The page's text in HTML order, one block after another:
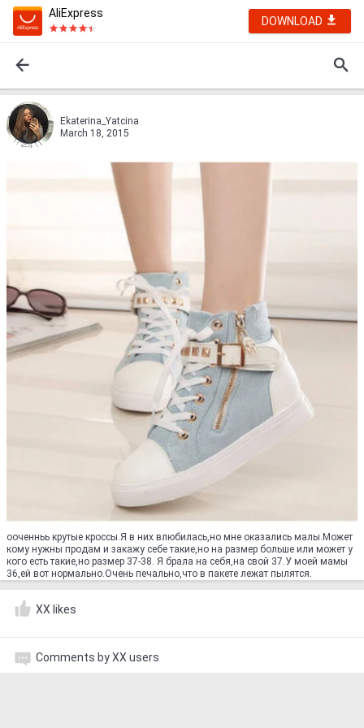
AliExpress
DOWNLOAD
Ekaterina_Yatcina
March 18, 2015
ооченньь крутые кроссы.Я в них влюбилась,но мне оказались малы.Может
кому нужны продам и закажу себе такие,но на размер больше или может у
кого есть такие,но размер 37-38. Я брала на себя,на свой 37.У моей мамы
36,ей вот нормально.Очень печально,что в пакете лежат пылятся.
XX likes
Comments by XX users